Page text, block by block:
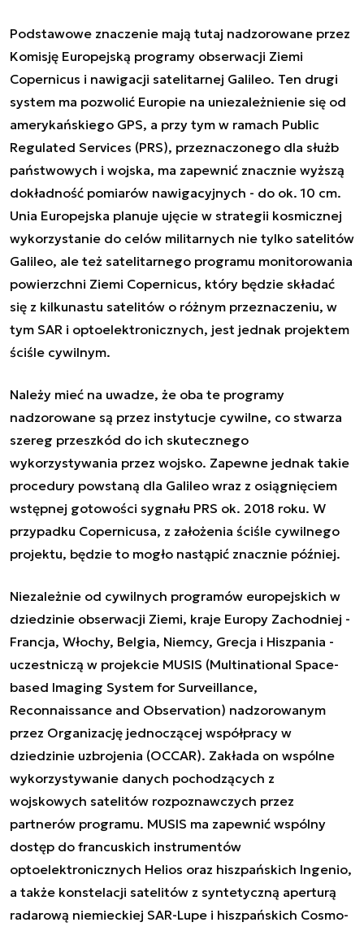
Podstawowe znaczenie mają tutaj nadzorowane przez
Komisję Europejską programy obserwacji Ziemi
Copernicus i nawigacji satelitarnej Galileo. Ten drugi
system ma pozwolić Europie na uniezależnienie się od
amerykańskiego GPS, a przy tym w ramach Public
Regulated Services (PRS), przeznaczonego dla służb
państwowych i wojska, ma zapewnić znacznie wyższą
dokładność pomiarów nawigacyjnych - do ok. 10 cm.
Unia Europejska planuje ujęcie w strategii kosmicznej
wykorzystanie do celów militarnych nie tylko satelitów
Galileo, ale też satelitarnego programu monitorowania
powierzchni Ziemi Copernicus, który będzie składać
się z kilkunastu satelitów o różnym przeznaczeniu, w
tym SAR i optoelektronicznych, jest jednak projektem
ściśle cywilnym.
Należy mieć na uwadze, że oba te programy
nadzorowane są przez instytucje cywilne, co stwarza
szereg przeszkód do ich skutecznego
wykorzystywania przez wojsko. Zapewne jednak takie
procedury powstaną dla Galileo wraz z osiągnięciem
wstępnej gotowości sygnału PRS ok. 2018 roku. W
przypadku Copernicusa, z założenia ściśle cywilnego
projektu, będzie to mogło nastąpić znacznie później.
Niezależnie od cywilnych programów europejskich w
dziedzinie obserwacji Ziemi, kraje Europy Zachodniej -
Francja, Włochy, Belgia, Niemcy, Grecja i Hiszpania -
uczestniczą w projekcie MUSIS (Multinational Space-
based Imaging System for Surveillance,
Reconnaissance and Observation) nadzorowanym
przez Organizację jednoczącej współpracy w
dziedzinie uzbrojenia (OCCAR). Zakłada on wspólne
wykorzystywanie danych pochodzących z
wojskowych satelitów rozpoznawczych przez
partnerów programu. MUSIS ma zapewnić wspólny
dostęp do francuskich instrumentów
optoelektronicznych Helios oraz hiszpańskich Ingenio,
a także konstelacji satelitów z syntetyczną aperturą
radarową niemieckiej SAR-Lupe i hiszpańskich Cosmo-